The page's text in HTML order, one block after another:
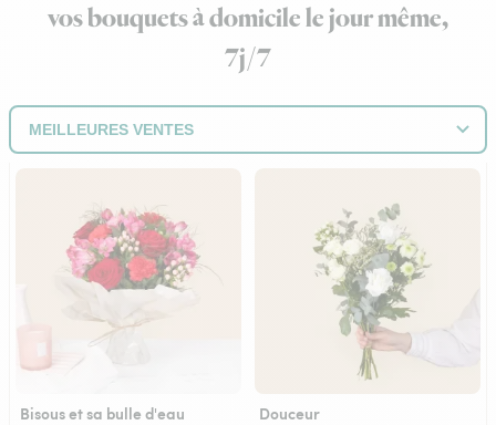
vos bouquets à domicile le jour même,
7j/7
Bisous et sa bulle d'eau Douceur